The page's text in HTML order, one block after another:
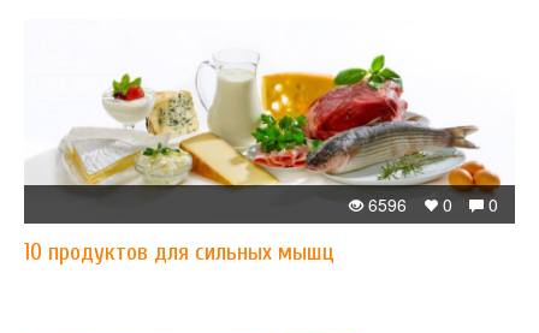
0
0
6596
10 продуктов для сильных мышц